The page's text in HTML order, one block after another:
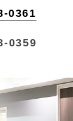
0361
0359